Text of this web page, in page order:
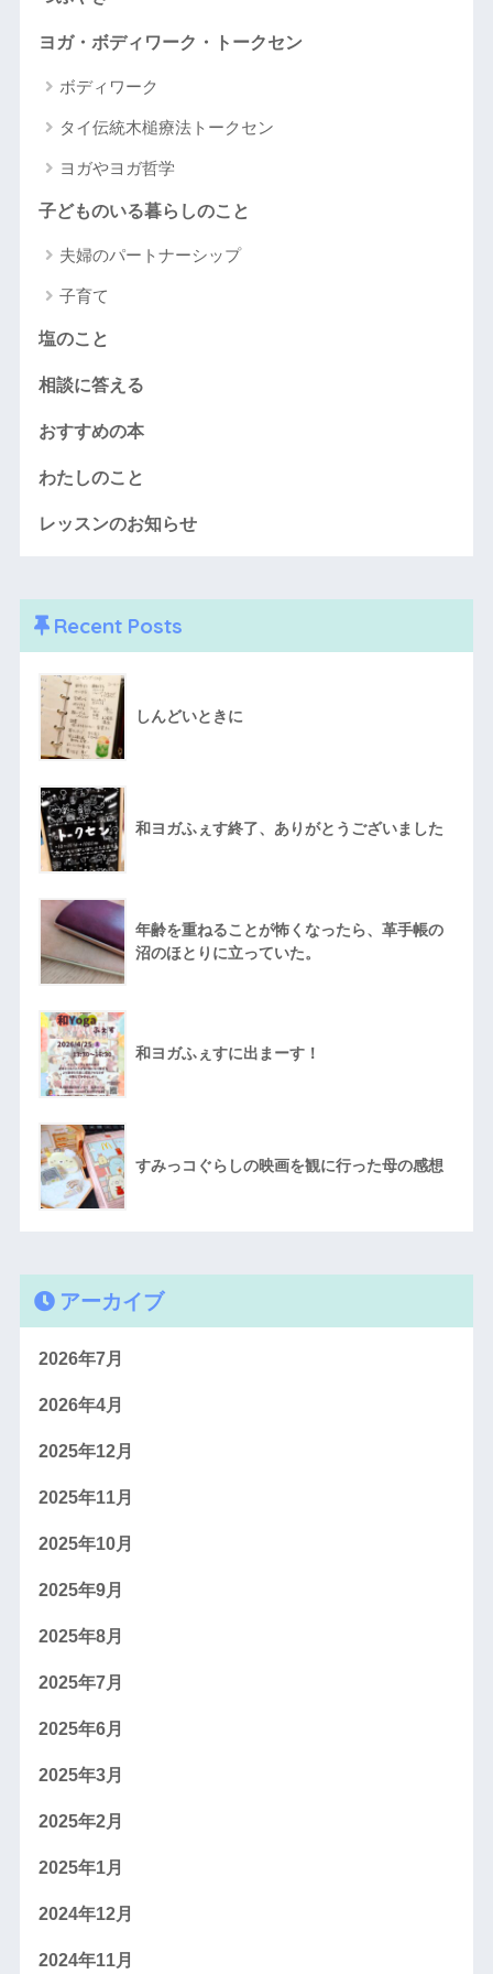
ヨガ・ボディワーク・トークセン
ボディワーク
タイ伝統木槌療法トークセン
ヨガやヨガ哲学
子どものいる暮らしのこと
夫婦のパートナーシップ
子育て
塩のこと
相談に答える
おすすめの本
わたしのこと
レッスンのお知らせ
Recent Posts
しんどいときに
和ヨガふぇす終了、ありがとうございました
年齢を重ねることが怖くなったら、革手帳の
沼のほとりに立っていた。
和ヨガふぇすに出まーす！
すみっコぐらしの映画を観に行った母の感想
アーカイブ
2026年7月
2026年4月
2025年12月
2025年11月
2025年10月
2025年9月
2025年8月
2025年7月
2025年6月
2025年3月
2025年2月
2025年1月
2024年12月
2024年11月